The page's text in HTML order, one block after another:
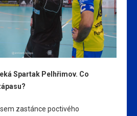
Spartak Pelhřimov. Co
zastánce poctivého